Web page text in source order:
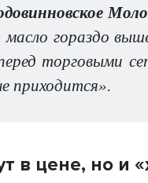
гораздо
торговыми
приходится».
в цене, но и